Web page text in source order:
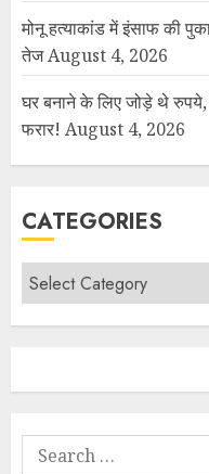
मोनू हत्याकांड में इंसाफ की
तेजAugust 4, 2026
घर बनाने के लिए जोड़े थे
फरार! August 4, 2026
CATEGORIES